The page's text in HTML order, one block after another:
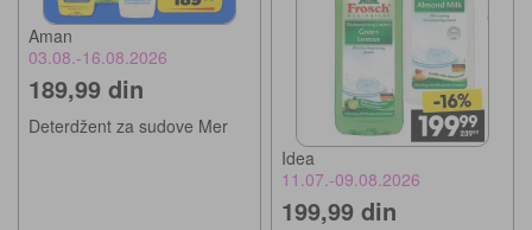
Aman
03.08.-16.08.2026
189,99 din
Deterdžent za sudove Mer
Idea
11.07.-09.08.2026
199,99 din